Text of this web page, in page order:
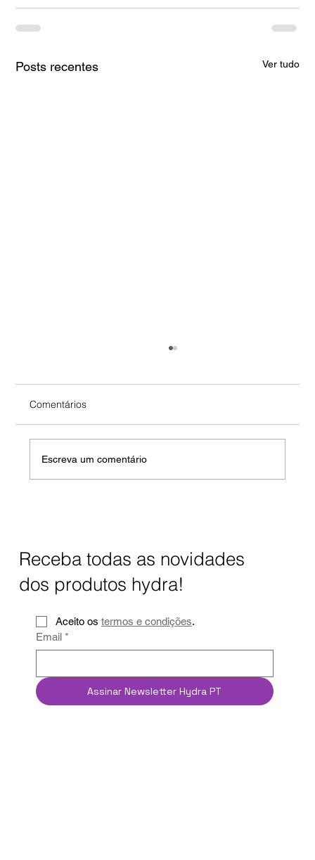
Posts recentes Ver tudo
Comentários
Escreva um comentário
Receba todas as novidades
dos produtos hydra!
Aceito os termos e condições.
Email *
Assinar Newsletter Hydra PT